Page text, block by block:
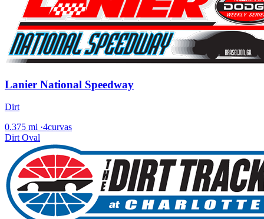
Lanier National Speedway
Dirt
0.375 mi ·4curvas
Dirt Oval